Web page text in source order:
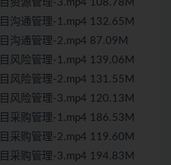
资源管理-3.mp4 108.78M
沟通管理-1.mp4 132.65M
沟通管理-2.mp4 87.09M
风险管理-1.mp4 139.06M
风险管理-2.mp4 131.55M
风险管理-3.mp4 120.13M
采购管理-1.mp4 186.53M
采购管理-2.mp4 119.60M
采购管理-3.mp4 194.83M